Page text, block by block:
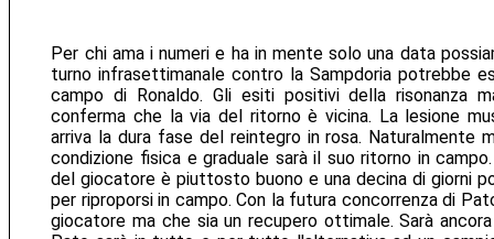
Per chi ama i numeri e ha in mente solo una data
turno infrasettimanale contro la Sampdoria potrebbe
campo di Ronaldo. Gli esiti positivi della risonanza
conferma che la via del ritorno è vicina. La lesione
arriva la dura fase del reintegro in rosa. Naturalmente
condizione fisica e graduale sarà il suo ritorno in
del giocatore è piuttosto buono e una decina di giorni
per riproporsi in campo. Con la futura concorrenza di
giocatore ma che sia un recupero ottimale. Sarà